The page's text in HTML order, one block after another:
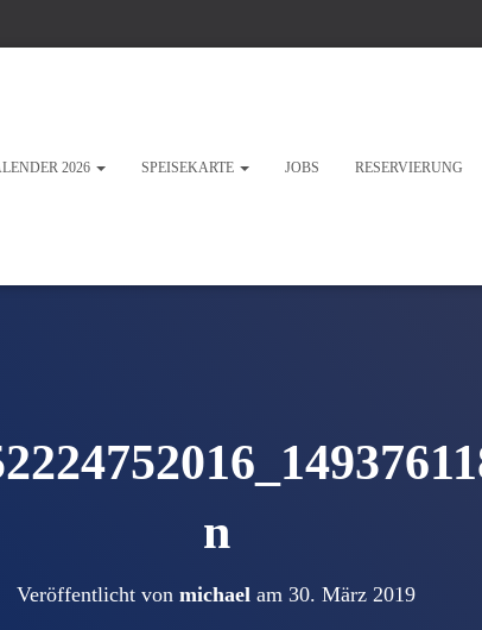
2026 SPEISEKARTE JOBS RESERVIERUNG
n
Veröffentlicht von michael am 30. März 2019